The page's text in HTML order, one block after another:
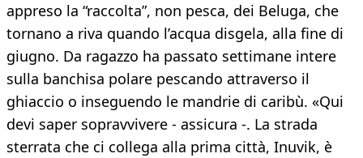
appreso la “raccolta”, non pesca, dei Beluga, che
tornano a riva quando l’acqua disgela, alla fine di
giugno. Da ragazzo ha passato settimane intere
sulla banchisa polare pescando attraverso il
ghiaccio o inseguendo le mandrie di caribù. «Qui
devi saper sopravvivere - assicura -. La strada
sterrata che ci collega alla prima città, Inuvik, è